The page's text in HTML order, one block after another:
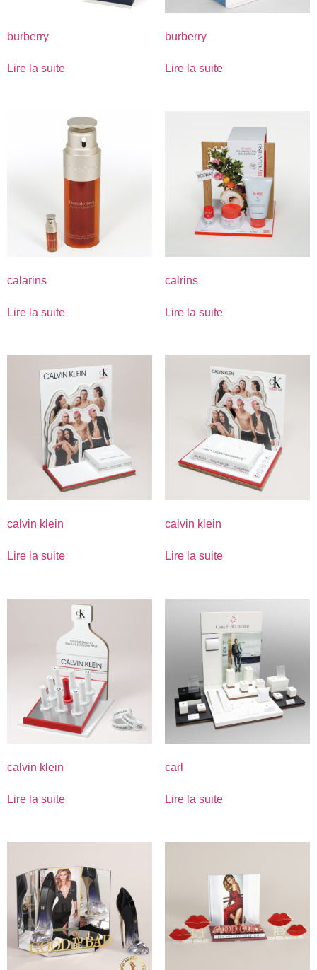
burberry
Lire la suite
burberry
Lire la suite
calarins
Lire la suite
calrins
Lire la suite
calvin klein
Lire la suite
calvin klein
Lire la suite
calvin klein
Lire la suite
carl
Lire la suite